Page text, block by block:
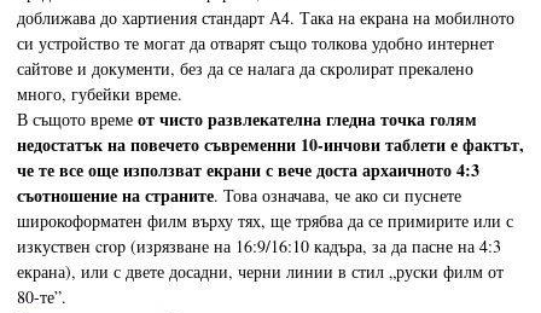
доближава до хартиения стандарт А4. Така на екрана на мобилното
си устройство те могат да отварят също толкова удобно интернет
сайтове и документи, без да се налага да скролират прекалено
много, губейки време.
В същото време от чисто развлекателна гледна точка голям
недостатък на повечето съвременни 10-инчови таблети е фактът,
че те все още използват екрани с вече доста архаичното 4:3
съотношение на страните. Това означава, че ако си пуснете
широкоформатен филм върху тях, ще трябва да се примирите или с
изкуствен crop (изрязване на 16:9/16:10 кадъра, за да пасне на 4:3
екрана), или с двете досадни, черни линии в стил „руски филм от
80-те”.